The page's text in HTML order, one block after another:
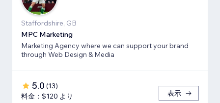
Staffordshire, GB
MPC Marketing
Marketing Agency where we can support your brand
through Web Design & Media
5.0 (13)
料金：$120 より
表示